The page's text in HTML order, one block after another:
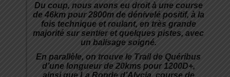
Du coup, nous avons eu droit à une course
de 46km pour 2800m de dénivelé positif, à la
fois technique et roulant, en très grande
majorité sur sentier et quelques pistes, avec
un balisage soigné.
En parallèle, on trouve le Trail de Quéribus
d’une longueur de 20kms pour 1200D+,
ainsi que La Ronde d’Alycia, course de